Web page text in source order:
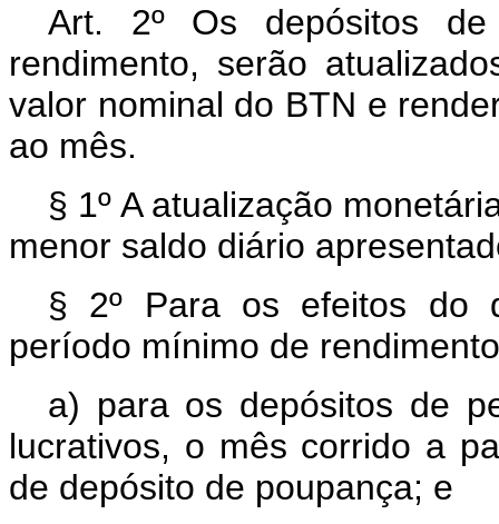
Art. 2º Os depósitos
rendimento, serão
valor nominal do BTN e
ao mês.
§ 1º A atualização
menor saldo diário
§ 2º Para os efeitos do
período mínimo de
a) para os depósitos de
lucrativos, o mês corrido a
de depósito de poupança; e